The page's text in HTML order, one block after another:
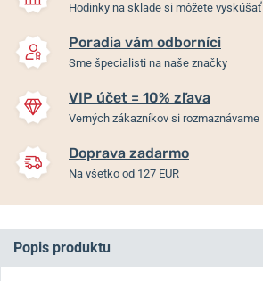
Hodinky na sklade si môžete vyskúšať
Poradia vám odborníci
Sme špecialisti na naše značky
VIP účet = 10% zľava
Verných zákazníkov si rozmaznávame
Doprava zadarmo
Na všetko od 127 EUR
Popis produktu